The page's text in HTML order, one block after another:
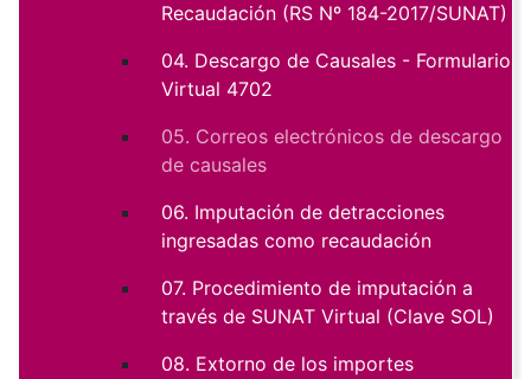
Recaudación (RS Nº 184-2017/SUNAT)
04. Descargo de Causales - Formulario
Virtual 4702
05. Correos electrónicos de descargo
de causales
06. Imputación de detracciones
ingresadas como recaudación
07. Procedimiento de imputación a
través de SUNAT Virtual (Clave SOL)
08. Extorno de los importes